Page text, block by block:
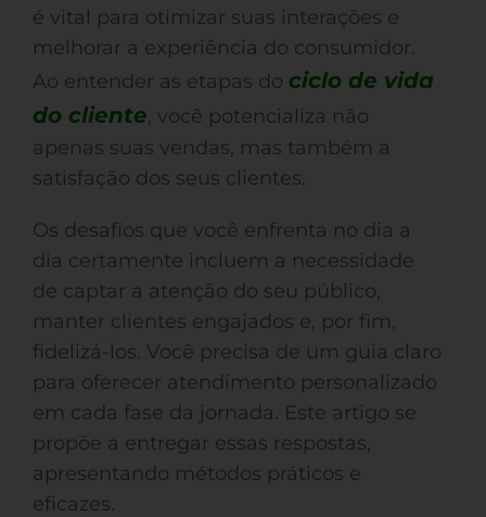
é vital para otimizar suas interações e
melhorar a experiência do consumidor.
Ao entender as etapas do ciclo de vida
do cliente, você potencializa não
apenas suas vendas, mas também a
satisfação dos seus clientes.
Os desafios que você enfrenta no dia a
dia certamente incluem a necessidade
de captar a atenção do seu público,
manter clientes engajados e, por fim,
fidelizá-los. Você precisa de um guia claro
para oferecer atendimento personalizado
em cada fase da jornada. Este artigo se
propõe a entregar essas respostas,
apresentando métodos práticos e
eficazes.